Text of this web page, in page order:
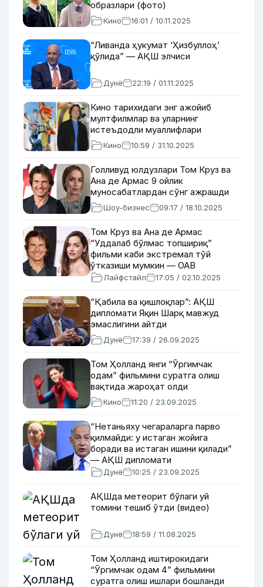
образлари (фото)
Кино 16:01 / 10.11.2025
“Ливанда ҳукумат ‘Ҳизбуллоҳ’
қўлида” — АҚШ элчиси
Дунё 22:19 / 01.11.2025
Кино тарихидаги энг ажойиб
мултфилмлар ва уларнинг
истеъдодли муаллифлари
Кино 10:59 / 31.10.2025
Голливуд юлдузлари Том Круз ва
Ана де Армас 9 ойлик
муносабатлардан сўнг ажрашди
Шоу-бизнес 09:17 / 18.10.2025
Том Круз ва Ана де Армас
“Уддалаб бўлмас топшириқ”
фильми каби экстремал тўй
ўтказиши мумкин — ОАВ
Лайфстайл 17:05 / 02.10.2025
“Қабила ва қишлоқлар”: АҚШ
дипломати Яқин Шарқ мавжуд
эмаслигини айтди
Дунё 17:39 / 26.09.2025
Том Ҳолланд янги “Ўргимчак
одам” фильмини суратга олиш
вақтида жароҳат олди
Кино 11:20 / 23.09.2025
“Нетаньяху чегараларга парво
қилмайди: у истаган жойига
боради ва истаган ишини қилади”
— АҚШ дипломати
Дунё 10:25 / 23.09.2025
АҚШда метеорит бўлаги уй
томини тешиб ўтди (видео)
Дунё 18:59 / 11.08.2025
Том Ҳолланд иштирокидаги
“Ўргимчак одам 4” фильмини
суратга олиш ишлари бошланди